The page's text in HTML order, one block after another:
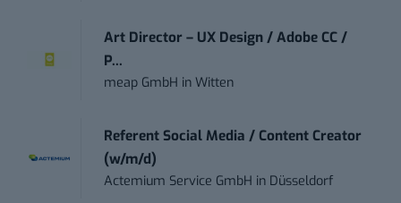
Art Director – UX Design / Adobe CC /
P...
meap GmbH inWitten
Referent Social Media / Content Creator
(w/m/d)
Actemium Service GmbH in Düsseldorf